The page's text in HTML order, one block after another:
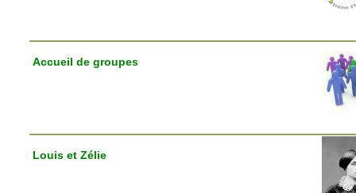
Accueil de groupes
Louis et Zélie